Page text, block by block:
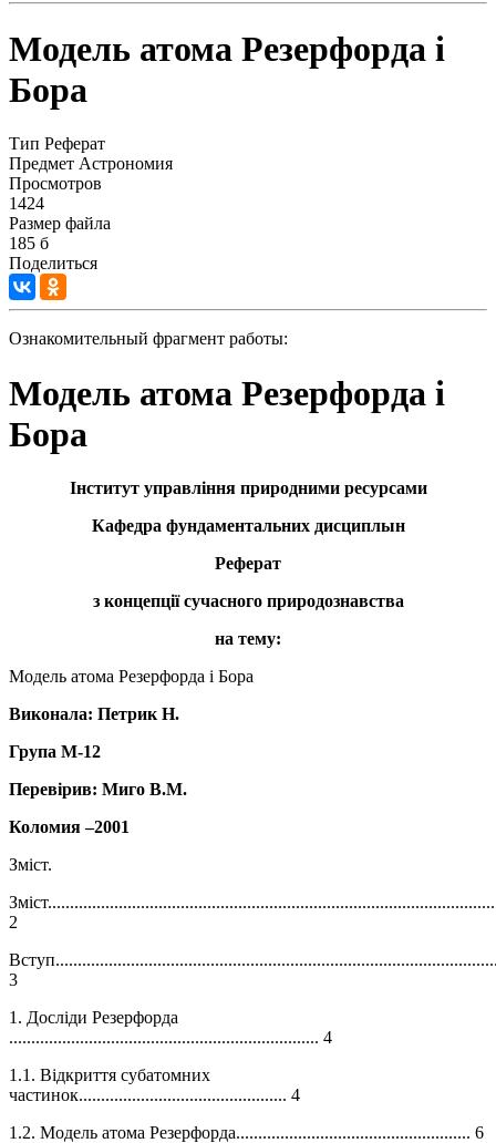
Модель атома Резерфорда і
Бора
Тип Реферат
Предмет Астрономия
Просмотров
1424
Размер файла
185 б
Поделиться
Ознакомительный фрагмент работы:
Модель атома Резерфорда і
Бора
Інститут управління природними ресурсами
Кафедра фундаментальних дисциплын
Реферат
з концепції сучасного природознавства
на тему:
Модель атома Резерфорда і Бора
Виконала: Петрик Н.
Група М-12
Перевірив: Миго В.М.
Коломия –2001
Зміст.
2
3
1. Досліди Резерфорда
...................................................................... 4
1.1. Відкриття субатомних
частинок............................................... 4
1.2. Модель атома Резерфорда..................................................... 6